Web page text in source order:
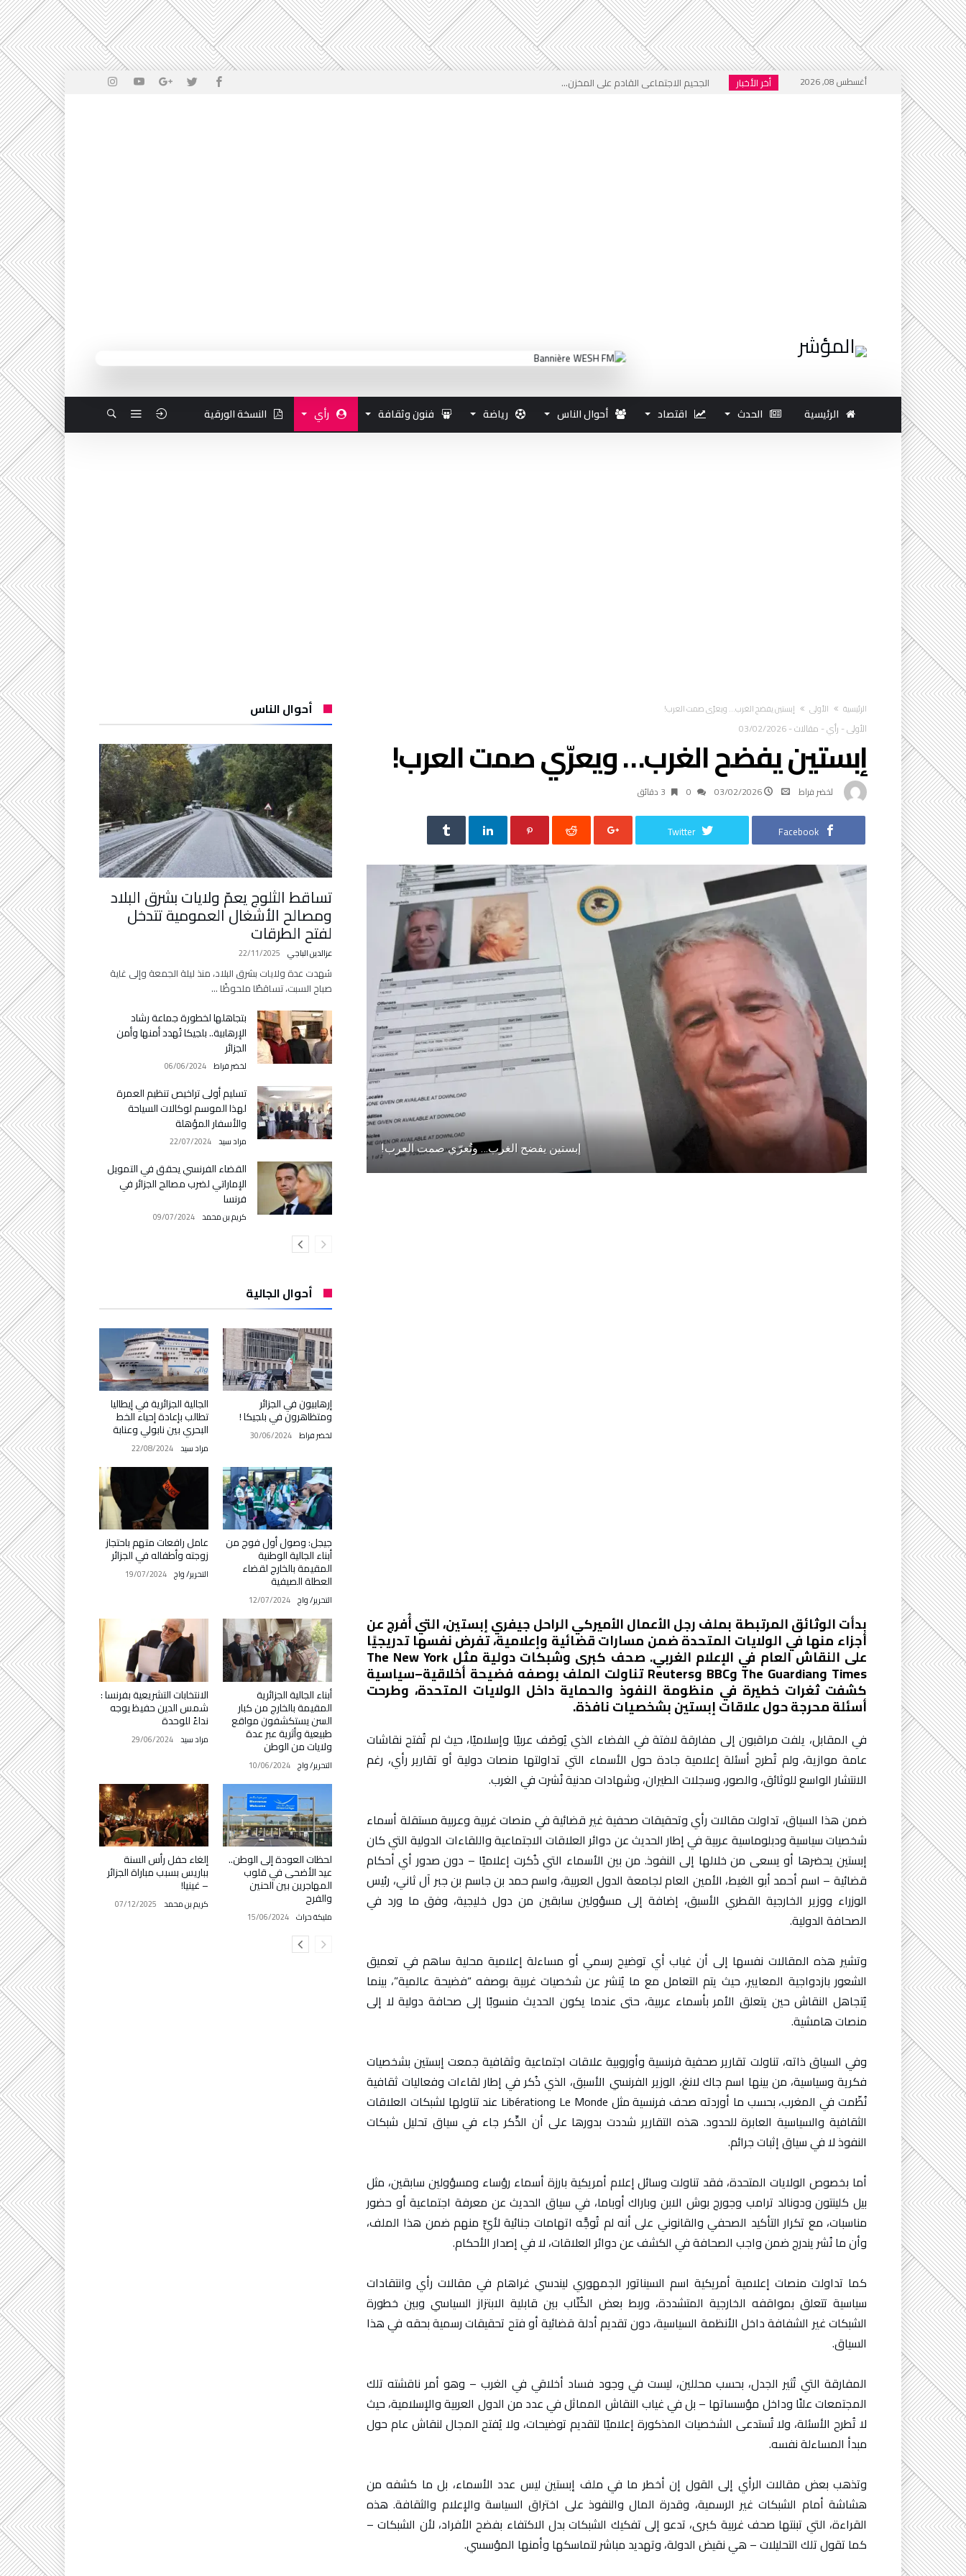
أغسطس 08, 2026 أخر الأخبار
الجحيم الاجتماعي القادم على المخزن...
الرئيسية الحدث اقتصاد أحوال الناس رياضة فنون وثقافة رأي النسخة الورقية
‫الرئيسية‬ الأولى إبستين يفضح الغرب… ويعرّي صمت العرب!
الأولى- رأي- مقالات-
03/02/2026
إبستين يفضح الغرب… ويعرّي صمت العرب!
لخضر فراط 03/02/2026 3 ‫دقائق‬
Facebook
Twitter
إبستين يفضح الغرب… وتُعرّي صمت العرب!
بدأت الوثائق المرتبطة بملف رجل الأعمال الأميركي الراحل جيفري إبستين، التي أُفرج عن
أجزاء منها في الولايات المتحدة ضمن مسارات قضائية وإعلامية، تفرض نفسها تدريجيًا
على النقاش العام في الإعلام الغربي. صحف كبرى وشبكات دولية مثل The New York
Times وThe Guardian وBBC وReuters تناولت الملف بوصفه فضيحة أخلاقية–سياسية
كشفت ثغرات خطيرة في منظومة النفوذ والحماية داخل الولايات المتحدة، وطرحت
أسئلة محرجة حول علاقات إبستين بشخصيات نافذة.
في المقابل، يلفت مراقبون إلى مفارقة لافتة في الفضاء الذي يُوصَف عربيًا وإسلاميًا، حيث لم تُفتح نقاشات
عامة موازية، ولم تُطرح أسئلة إعلامية جادة حول الأسماء التي تداولتها منصات دولية أو تقارير رأي، رغم
الانتشار الواسع للوثائق، والصور، وسجلات الطيران، وشهادات مدنية نُشرت في الغرب.
ضمن هذا السياق، تداولت مقالات رأي وتحقيقات صحفية غير قضائية في منصات غربية وعربية مستقلة أسماء
شخصيات سياسية ودبلوماسية عربية في إطار الحديث عن دوائر العلاقات الاجتماعية واللقاءات الدولية التي كان
إبستين يحضرها أو يسعى من خلالها إلى النفوذ. من بين الأسماء التي ذُكرت إعلاميًا – دون صدور أي أحكام
قضائية – اسم أحمد أبو الغيط، الأمين العام لجامعة الدول العربية، واسم حمد بن جاسم بن جبر آل ثاني، رئيس
الوزراء ووزير الخارجية القطري الأسبق، إضافة إلى مسؤولين سابقين من دول خليجية، وفق ما ورد في
الصحافة الدولية.
وتشير هذه المقالات نفسها إلى أن غياب أي توضيح رسمي أو مساءلة إعلامية محلية ساهم في تعميق
الشعور بازدواجية المعايير، حيث يتم التعامل مع ما يُنشر عن شخصيات غربية بوصفه “فضيحة عالمية”، بينما
يُتجاهل النقاش حين يتعلق الأمر بأسماء عربية، حتى عندما يكون الحديث منسوبًا إلى صحافة دولية لا إلى
منصات هامشية.
وفي السياق ذاته، تناولت تقارير صحفية فرنسية وأوروبية علاقات اجتماعية وثقافية جمعت إبستين بشخصيات
فكرية وسياسية، من بينها اسم جاك لانغ، الوزير الفرنسي الأسبق، الذي ذُكر في إطار لقاءات وفعاليات ثقافية
نُظّمت في المغرب، بحسب ما أوردته صحف فرنسية مثل Le Monde وLibération عند تناولها لشبكات العلاقات
الثقافية والسياسية العابرة للحدود. هذه التقارير شددت بدورها على أن الذِّكر جاء في سياق تحليل شبكات
النفوذ لا في سياق إثبات جرائم.
أما بخصوص الولايات المتحدة، فقد تناولت وسائل إعلام أمريكية بارزة أسماء رؤساء ومسؤولين سابقين، مثل
بيل كلينتون ودونالد ترامب وجورج بوش الابن وباراك أوباما، في سياق الحديث عن معرفة اجتماعية أو حضور
مناسبات، مع تكرار التأكيد الصحفي والقانوني على أنه لم تُوجَّه اتهامات جنائية لأيٍّ منهم ضمن هذا الملف،
وأن ما نُشر يندرج ضمن واجب الصحافة في الكشف عن دوائر العلاقات، لا في إصدار الأحكام.
كما تداولت منصات إعلامية أمريكية اسم السيناتور الجمهوري ليندسي غراهام في مقالات رأي وانتقادات
سياسية تتعلق بمواقفه الخارجية المتشددة، وربط بعض الكُتّاب بين قابلية الابتزاز السياسي وبين خطورة
الشبكات غير الشفافة داخل الأنظمة السياسية، دون تقديم أدلة قضائية أو فتح تحقيقات رسمية بحقه في هذا
السياق.
المفارقة التي تُثير الجدل، بحسب محللين، ليست في وجود فساد أخلاقي في الغرب – وهو أمر ناقشته تلك
المجتمعات علنًا وداخل مؤسساتها – بل في غياب النقاش المماثل في عدد من الدول العربية والإسلامية، حيث
لا تُطرح الأسئلة، ولا تُستدعى الشخصيات المذكورة إعلاميًا لتقديم توضيحات، ولا يُفتح المجال لنقاش عام حول
مبدأ المساءلة نفسه.
وتذهب بعض مقالات الرأي إلى القول إن أخطر ما في ملف إبستين ليس عدد الأسماء، بل ما كشفه من
هشاشة أمام الشبكات غير الرسمية، وقدرة المال والنفوذ على اختراق السياسة والإعلام والثقافة. هذه
القراءة، التي تبنتها صحف غربية كبرى، تدعو إلى تفكيك الشبكات بدل الاكتفاء بفضح الأفراد، لأن الشبكات –
كما تقول تلك التحليلات – هي نقيض الدولة، وتهديد مباشر لتماسكها وأمنها المؤسسي.
أحوال الناس
تساقط الثلوج يعمّ ولايات بشرق البلاد
ومصالح الأشغال العمومية تتدخل
لفتح الطرقات
عزالدين الباجي 22/11/2025
شهدت عدة ولايات بشرق البلاد، منذ ليلة الجمعة وإلى غاية
صباح السبت، تساقطًا ملحوظًا …
بتجاهلها لخطورة جماعة رشاد
الإرهابية.. بلجيكا تُهدد أمنها وأمن
الجزائر
لخضر فراط 06/06/2024
تسليم أولى تراخيص تنظيم العمرة
لهذا الموسم لوكالات السياحة
والأسفار المؤهلة
مراد سيد 22/07/2024
القضاء الفرنسي يحقق في التمويل
الإماراتي لضرب مصالح الجزائر في
فرنسا
كريم بن محمد 09/07/2024
أحوال الجالية
الجالية الجزائرية في إيطاليا
تطالب بإعادة إحياء الخط
البحري بين نابولي وعنابة
مراد سيد 22/08/2024
إرهابيون في الجزائر
ومتظاهرون في بلجيكا !
لخضر فراط 30/06/2024
عامل رافعات متهم باحتجاز
زوجته وأطفاله في الجزائر
التحرير/ واج 19/07/2024
جيجل: وصول أول فوج من
أبناء الجالية الوطنية
المقيمة بالخارج لقضاء
العطلة الصيفية
التحرير/ واج 12/07/2024
الانتخابات التشريعية بفرنسا :
شمس الدين حفيظ يوجه
نداءً للوحدة
مراد سيد 29/06/2024
أبناء الجالية الجزائرية
المقيمة بالخارج من كبار
السن يستكشفون مواقع
طبيعية وأثرية عبر عدة
ولايات من الوطن
التحرير/ واج 10/06/2024
إلغاء حفل رأس السنة
بباريس بسبب مباراة الجزائر
– غينيا!
كريم بن محمد 07/12/2025
لحظات العودة إلى الوطن..
عيد الأضحى في قلوب
المهاجرين بين الحنين
والفرح
مليكة حراث 15/06/2024